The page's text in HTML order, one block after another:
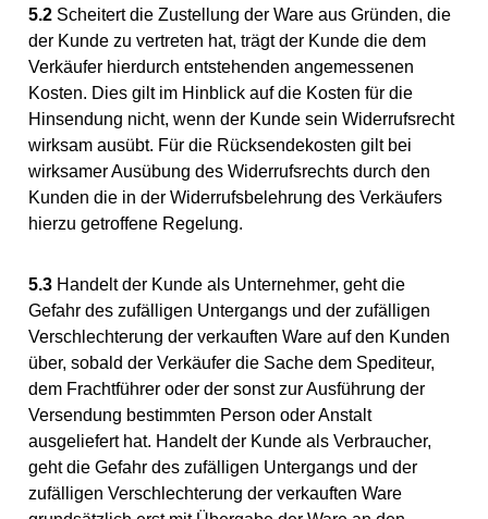
5.2 Scheitert die Zustellung der Ware aus Gründen, die
der Kunde zu vertreten hat, trägt der Kunde die dem
Verkäufer hierdurch entstehenden angemessenen
Kosten. Dies gilt im Hinblick auf die Kosten für die
Hinsendung nicht, wenn der Kunde sein Widerrufsrecht
wirksam ausübt. Für die Rücksendekosten gilt bei
wirksamer Ausübung des Widerrufsrechts durch den
Kunden die in der Widerrufsbelehrung des Verkäufers
hierzu getroffene Regelung.
5.3 Handelt der Kunde als Unternehmer, geht die
Gefahr des zufälligen Untergangs und der zufälligen
Verschlechterung der verkauften Ware auf den Kunden
über, sobald der Verkäufer die Sache dem Spediteur,
dem Frachtführer oder der sonst zur Ausführung der
Versendung bestimmten Person oder Anstalt
ausgeliefert hat. Handelt der Kunde als Verbraucher,
geht die Gefahr des zufälligen Untergangs und der
zufälligen Verschlechterung der verkauften Ware